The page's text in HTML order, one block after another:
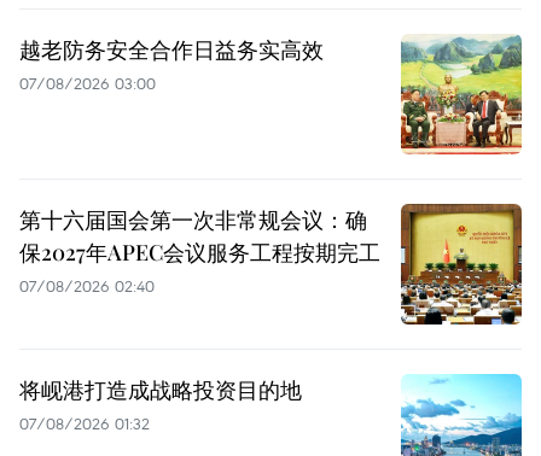
越老防务安全合作日益务实高效
07/08/2026 03:00
第十六届国会第一次非常规会议：确
保2027年APEC会议服务工程按期完工
07/08/2026 02:40
将岘港打造成战略投资目的地
07/08/2026 01:32